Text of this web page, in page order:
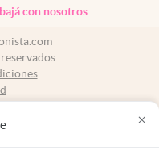
×
con nosotros
3270